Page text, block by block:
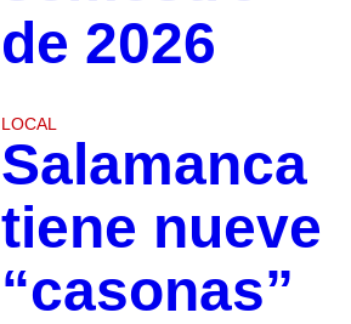
de 2026
LOCAL
Salamanca
tiene nueve
“casonas”